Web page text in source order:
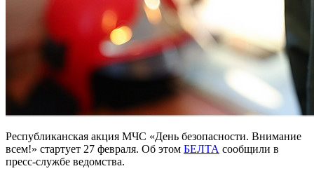
Республиканская акция МЧС «День безопасности. Внимание
всем!» стартует 27 февраля. Об этом БЕЛТА сообщили в
пресс-службе ведомства.